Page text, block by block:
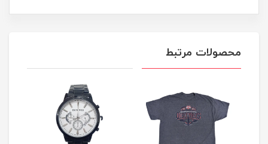
محصولات مرتبط